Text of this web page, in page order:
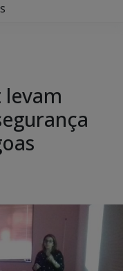
levam